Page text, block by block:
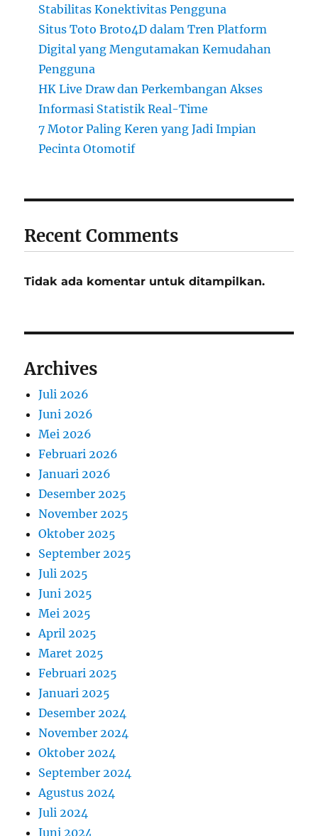
Stabilitas Konektivitas Pengguna
Situs Toto Broto4D dalam Tren Platform
Digital yang Mengutamakan Kemudahan
Pengguna
HK Live Draw dan Perkembangan Akses
Informasi Statistik Real-Time
7 Motor Paling Keren yang Jadi Impian
Pecinta Otomotif
Recent Comments
Tidak ada komentar untuk ditampilkan.
Archives
Juli 2026
Juni 2026
Mei 2026
Februari 2026
Januari 2026
Desember 2025
November 2025
Oktober 2025
September 2025
Juli 2025
Juni 2025
Mei 2025
April 2025
Maret 2025
Februari 2025
Januari 2025
Desember 2024
November 2024
Oktober 2024
September 2024
Agustus 2024
Juli 2024
Juni 2024